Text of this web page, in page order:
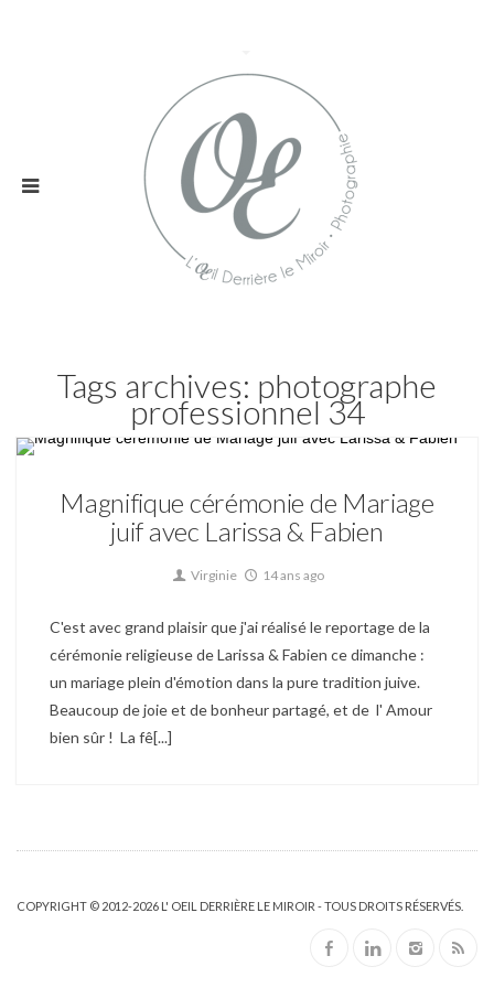
Tags archives: photographe
professionnel 34
Magnifique cérémonie de Mariage
juif avec Larissa & Fabien
Virginie 14 ans ago
C'est avec grand plaisir que j'ai réalisé le reportage de la
cérémonie religieuse de Larissa & Fabien ce dimanche :
un mariage plein d'émotion dans la pure tradition juive.
Beaucoup de joie et de bonheur partagé, et de l' Amour
bien sûr ! La fê[...]
COPYRIGHT © 2012-2026 L' OEIL DERRIÈRE LE MIROIR - TOUS DROITS RÉSERVÉS.